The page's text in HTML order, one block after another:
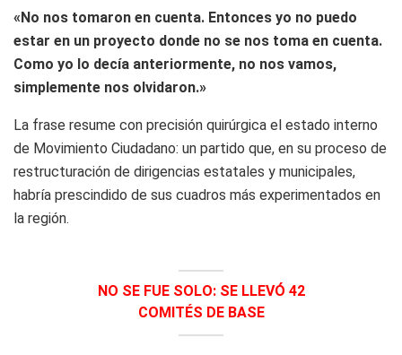
«No nos tomaron en cuenta. Entonces yo no puedo
estar en un proyecto donde no se nos toma en cuenta.
Como yo lo decía anteriormente, no nos vamos,
simplemente nos olvidaron.»
La frase resume con precisión quirúrgica el estado interno
de Movimiento Ciudadano: un partido que, en su proceso de
restructuración de dirigencias estatales y municipales,
habría prescindido de sus cuadros más experimentados en
la región.
NO SE FUE SOLO: SE LLEVÓ 42
COMITÉS DE BASE